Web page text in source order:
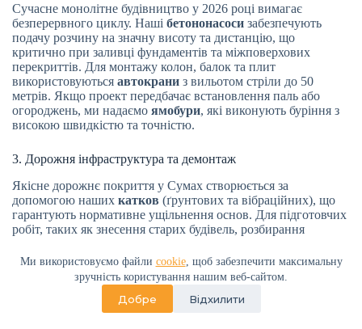
Ми використовуємо файли cookie, щоб забезпечити максимальну
зручність користування нашим веб-сайтом.
Добре Відхилити
Сучасне монолітне будівництво у 2026 році вимагає
безперервного циклу. Наші бетононасоси забезпечують
подачу розчину на значну висоту та дистанцію, що
критично при заливці фундаментів та міжповерхових
перекриттів. Для монтажу колон, балок та плит
використовуються автокрани з вильотом стріли до 50
метрів. Якщо проект передбачає встановлення паль або
огороджень, ми надаємо ямобури, які виконують буріння з
високою швидкістю та точністю.
3. Дорожня інфраструктура та демонтаж
Якісне дорожнє покриття у Сумах створюється за
допомогою наших катков (ґрунтових та вібраційних), що
гарантують нормативне ущільнення основ. Для підготовчих
робіт, таких як знесення старих будівель, розбирання
оснащуєтьсягідромолотами. Це дозволяє проводити
демонтажні операції максимально оперативно, готуючи
місце під нову забудову у 2026 році.